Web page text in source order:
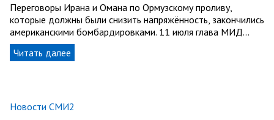
Переговоры Ирана и Омана по Ормузскому проливу,
которые должны были снизить напряжённость, закончились
американскими бомбардировками. 11 июля глава МИД…
Читать далее
Новости СМИ2